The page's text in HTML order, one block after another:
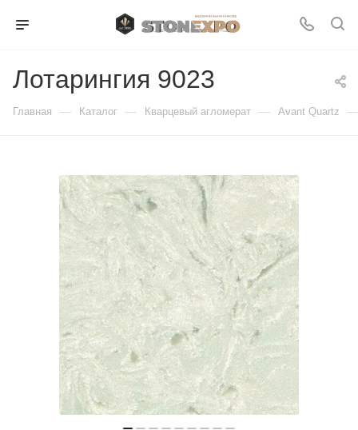
Лотарингия 9023
Главная — Каталог — Кварцевый агломерат — Avant Quartz —